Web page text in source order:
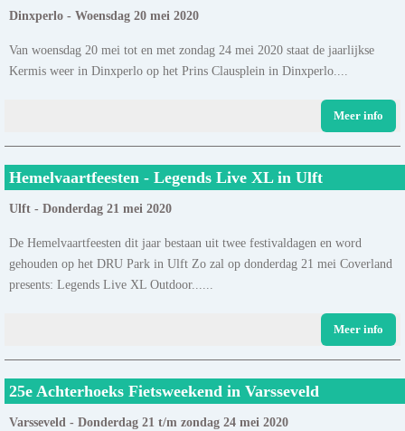
Dinxperlo - Woensdag 20 mei 2020
Van woensdag 20 mei tot en met zondag 24 mei 2020 staat de jaarlijkse
Kermis weer in Dinxperlo op het Prins Clausplein in Dinxperlo....
Meer info
Hemelvaartfeesten - Legends Live XL in Ulft
Ulft - Donderdag 21 mei 2020
De Hemelvaartfeesten dit jaar bestaan uit twee festivaldagen en word
gehouden op het DRU Park in Ulft Zo zal op donderdag 21 mei Coverland
presents: Legends Live XL Outdoor......
Meer info
25e Achterhoeks Fietsweekend in Varsseveld
Varsseveld - Donderdag 21 t/m zondag 24 mei 2020